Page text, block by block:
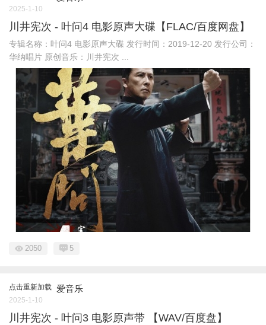
2025-1-10
川井宪次 - 叶问4 电影原声大碟【FLAC/百度网盘】
专辑名称：叶问4 电影原声大碟 发行时间：2019-12-20 发行公司：
华纳唱片 原创音乐：川井宪次 ...
2050 5
点击重新加载 爱音乐
2025-1-10
川井宪次 - 叶问3 电影原声带 【WAV/百度盘】